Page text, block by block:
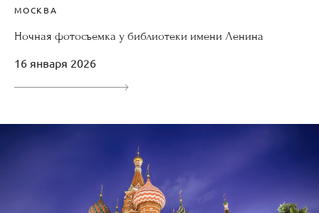
МОСКВА
Ночная фотосъемка у библиотеки имени Ленина
16 января 2026